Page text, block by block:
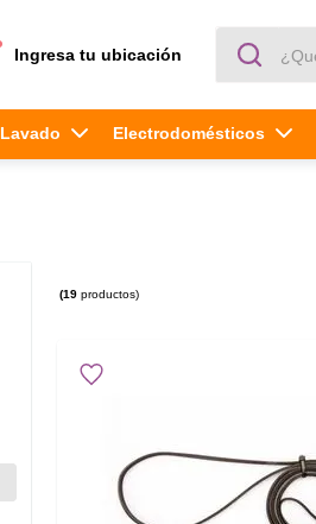
Ingresa tu ubicación
Lavado Electrodomésticos
19 productos